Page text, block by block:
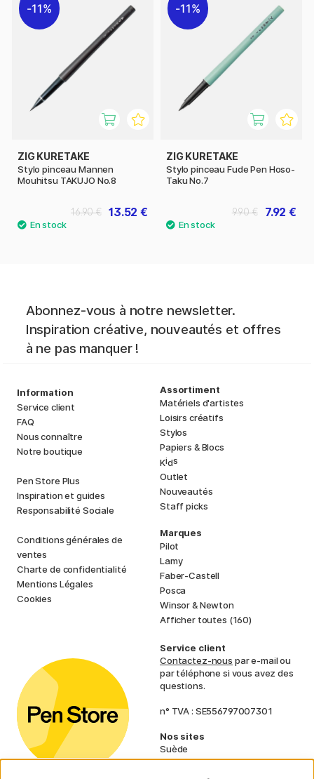
11%
ZIG KURETAKE
Stylo pinceau Mannen
Mouhitsu TAKUJO No.8
13.52 €
16.90 €
11%
ZIG KURETAKE
Stylo pinceau Fude Pen Hoso-
Taku No.7
7.92 €
9.90 €
Abonnez-vous à notre newsletter.
Inspiration créative, nouveautés et offres
à ne pas manquer !
Information
Service client
FAQ
Nous connaître
Notre boutique
Pen Store Plus
Inspiration et guides
Responsabilité Sociale
Conditions générales de
ventes
Charte de confidentialité
Mentions Légales
Cookies
Assortiment
Matériels d'artistes
Loisirs créatifs
Stylos
Papiers & Blocs
Kids
Outlet
Nouveautés
Staff picks
Marques
Pilot
Lamy
Faber-Castell
Posca
Winsor & Newton
Afficher toutes (160)
Service client
Contactez-nous par e-mail ou
par téléphone si vous avez des
questions.
n° TVA : SE556797007301
Nos sites
Suède
Norvège